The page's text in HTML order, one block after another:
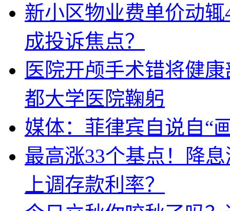
新小区物业费单价动
成投诉焦点？
医院开颅手术错将健
都大学医院鞠躬
媒体：菲律宾自说自“
最高涨33个基点！降
上调存款利率？